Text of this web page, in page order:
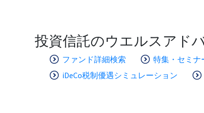
投資信託のウエルスアド
ファンド詳細検索 特集・セミナ
iDeCo税制優遇シミュレーション